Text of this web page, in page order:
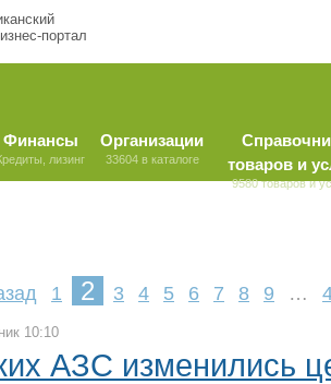
портал
Финансы
лизинг
Организации
33604 в каталоге
товаров и
9580 товаров и
1 2 3 4 5 6 7 8 9 …
10:10
АЗС изменились